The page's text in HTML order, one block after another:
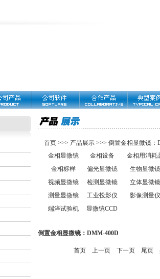
首页 >>> 产品展示 >>> 倒置金相显微镜：
金相显微镜
金相设备
金相用消耗
金相标样
偏光显微镜
生物显微镜
视频显微镜
检测显微镜
立体显微镜
测量显微镜
工业投影仪
影像测量仪
端淬试验机
显微镜CCD
倒置金相显微镜：DMM-400D
首页 上一页 下一页 尾页